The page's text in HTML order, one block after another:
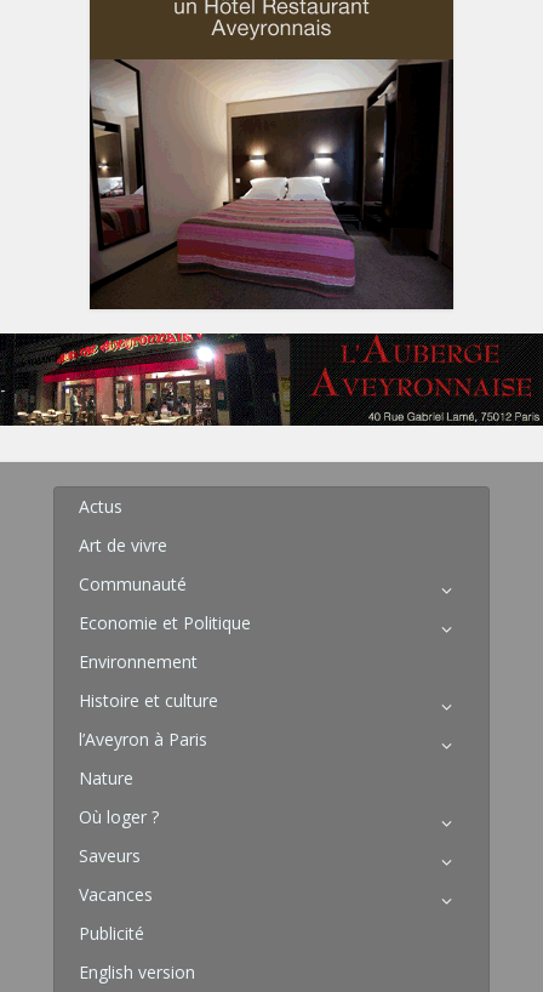
Actus
Art de vivre
Communauté
Economie et Politique
Environnement
Histoire et culture
l’Aveyron à Paris
Nature
Où loger ?
Saveurs
Vacances
Publicité
English version